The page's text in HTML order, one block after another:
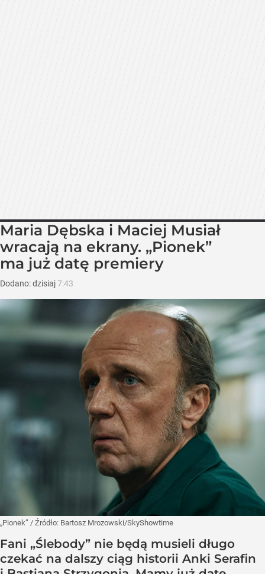
Maria Dębska i Maciej Musiał
wracają na ekrany. „Pionek”
ma już datę premiery
Dodano:dzisiaj7:43
„Pionek” / Źródło: Bartosz Mrozowski/SkyShowtime
Fani „Ślebody” nie będą musieli długo
czekać na dalszy ciąg historii Anki Serafin